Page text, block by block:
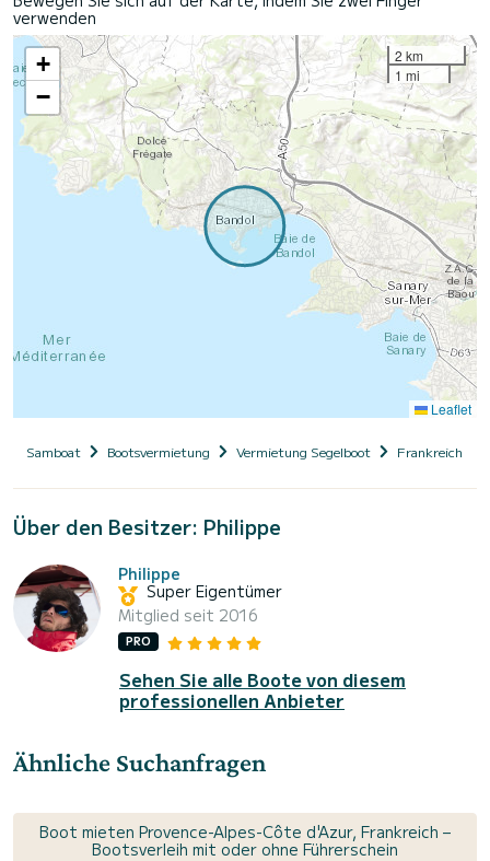
verwenden
+
−
2 km
1 mi
Leaflet
Samboat Bootsvermietung Vermietung Segelboot Frankreich
Über den Besitzer: Philippe
Philippe
Super Eigentümer
Mitglied seit 2016
PRO
Sehen Sie alle Boote von diesem
professionellen Anbieter
Ähnliche Suchanfragen
Boot mieten Provence-Alpes-Côte d'Azur, Frankreich –
Bootsverleih mit oder ohne Führerschein